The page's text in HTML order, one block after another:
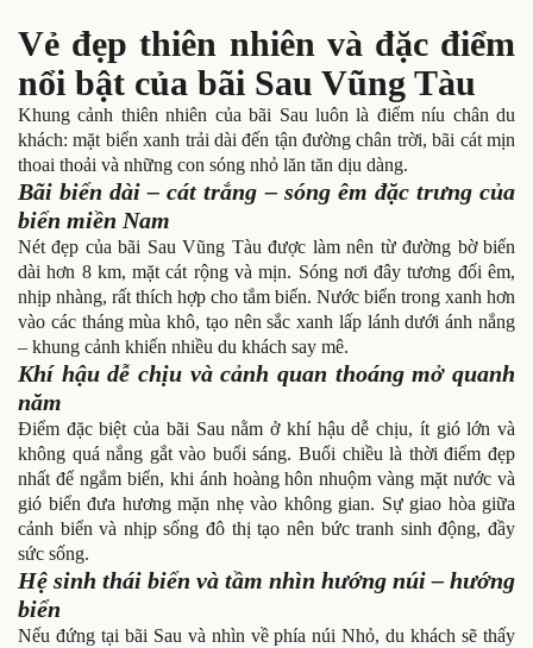
Vẻ đẹp thiên nhiên và đặc điểm
nổi bật của bãi Sau Vũng Tàu
Khung cảnh thiên nhiên của bãi Sau luôn là điểm níu chân du
khách: mặt biển xanh trải dài đến tận đường chân trời, bãi cát mịn
thoai thoải và những con sóng nhỏ lăn tăn dịu dàng.
Bãi biển dài – cát trắng – sóng êm đặc trưng của
biển miền Nam
Nét đẹp của bãi Sau Vũng Tàu được làm nên từ đường bờ biển
dài hơn 8 km, mặt cát rộng và mịn. Sóng nơi đây tương đối êm,
nhịp nhàng, rất thích hợp cho tắm biển. Nước biển trong xanh hơn
vào các tháng mùa khô, tạo nên sắc xanh lấp lánh dưới ánh nắng
– khung cảnh khiến nhiều du khách say mê.
Khí hậu dễ chịu và cảnh quan thoáng mở quanh
năm
Điểm đặc biệt của bãi Sau nằm ở khí hậu dễ chịu, ít gió lớn và
không quá nắng gắt vào buổi sáng. Buổi chiều là thời điểm đẹp
nhất để ngắm biển, khi ánh hoàng hôn nhuộm vàng mặt nước và
gió biển đưa hương mặn nhẹ vào không gian. Sự giao hòa giữa
cảnh biển và nhịp sống đô thị tạo nên bức tranh sinh động, đầy
sức sống.
Hệ sinh thái biển và tầm nhìn hướng núi – hướng
biển
Nếu đứng tại bãi Sau và nhìn về phía núi Nhỏ, du khách sẽ thấy